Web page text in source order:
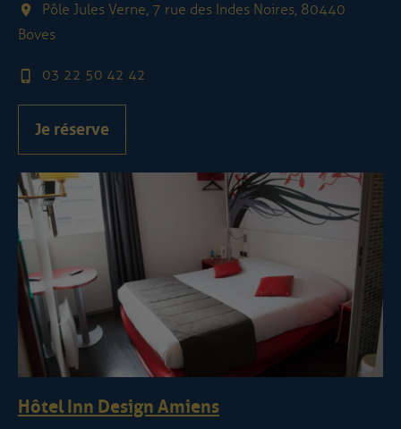
Pôle Jules Verne, 7 rue des Indes Noires, 80440
Boves
03 22 50 42 42
Je réserve
Hôtel Inn Design Amiens